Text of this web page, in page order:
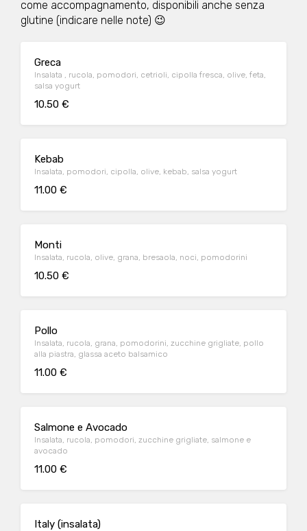
come accompagnamento, disponibili anche senza
glutine (indicare nelle note) 😉
Greca
Insalata , rucola, pomodori, cetrioli, cipolla fresca, olive, feta,
salsa yogurt
10.50 €
Kebab
Insalata, pomodori, cipolla, olive, kebab, salsa yogurt
11.00 €
Monti
Insalata, rucola, olive, grana, bresaola, noci, pomodorini
10.50 €
Pollo
Insalata, rucola, grana, pomodorini, zucchine grigliate, pollo
alla piastra, glassa aceto balsamico
11.00 €
Salmone e Avocado
Insalata, rucola, pomodori, zucchine grigliate, salmone e
avocado
11.00 €
Italy (insalata)